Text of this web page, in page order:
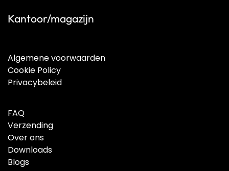
Kantoor/magazijn
Algemene voorwaarden
Cookie Policy
Privacybeleid
FAQ
Verzending
Over ons
Downloads
Blogs